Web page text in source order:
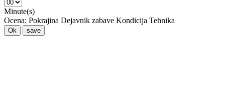
Minute(s)
Ocena: Pokrajina Dejavnik zabave Kondicija Tehnika
Ok save